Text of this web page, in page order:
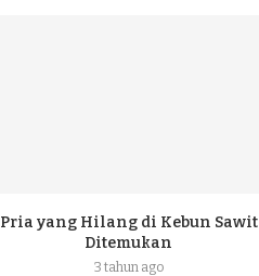
Pria yang Hilang di Kebun Sawit
Ditemukan
3 tahun ago